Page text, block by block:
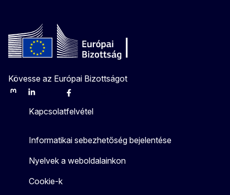
Kövesse az Európai Bizottságot
MastodonLinkedInBlueskyFacebook
Kapcsolatfelvétel
Informatikai sebezhetőség bejelentése
Nyelvek a weboldalainkon
Cookie-k